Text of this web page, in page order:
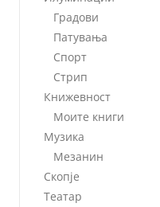
Градови
Патувања
Спорт
Стрип
Книжевност
Моите книги
Музика
Мезанин
Скопје
Театар